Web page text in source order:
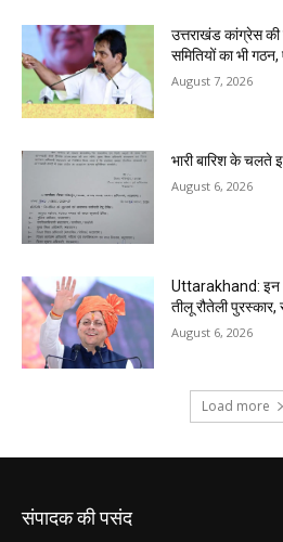
संपादक की पसंद